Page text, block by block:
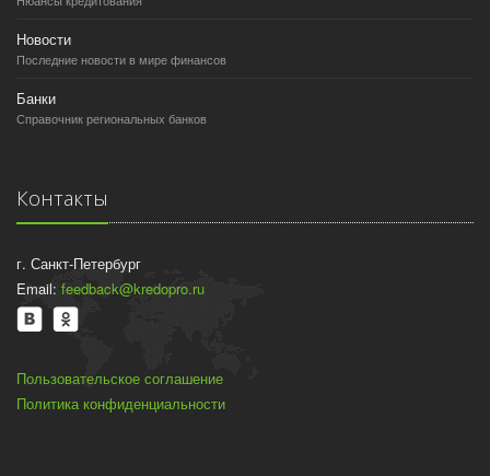
Новости
Последние новости в мире финансов
Банки
Справочник региональных банков
Контакты
г. Санкт-Петербург
Email: feedback@kredopro.ru
Пользовательское соглашение
Политика конфиденциальности